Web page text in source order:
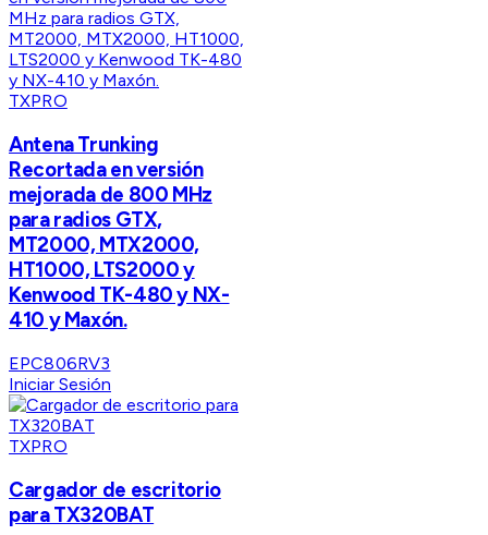
TXPRO
Antena Trunking
Recortada en versión
mejorada de 800 MHz
para radios GTX,
MT2000, MTX2000,
HT1000, LTS2000 y
Kenwood TK-480 y NX-
410 y Maxón.
EPC806RV3
Iniciar Sesión
TXPRO
Cargador de escritorio
para TX320BAT